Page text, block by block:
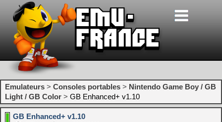
Emulateurs > Consoles portables > Nintendo Game Boy / GB
Light / GB Color > GB Enhanced+ v1.10
GB Enhanced+ v1.10